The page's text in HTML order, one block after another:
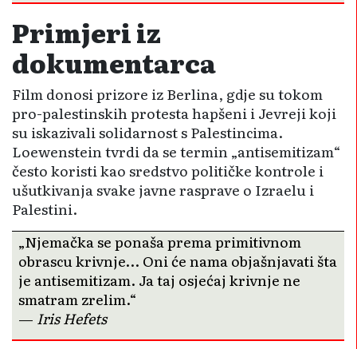
Primjeri iz
dokumentarca
Film donosi prizore iz Berlina, gdje su tokom
pro-palestinskih protesta hapšeni i Jevreji koji
su iskazivali solidarnost s Palestincima.
Loewenstein tvrdi da se termin „antisemitizam“
često koristi kao sredstvo političke kontrole i
ušutkivanja svake javne rasprave o Izraelu i
Palestini.
„Njemačka se ponaša prema primitivnom
obrascu krivnje… Oni će nama objašnjavati šta
je antisemitizam. Ja taj osjećaj krivnje ne
smatram zrelim.“
— Iris Hefets